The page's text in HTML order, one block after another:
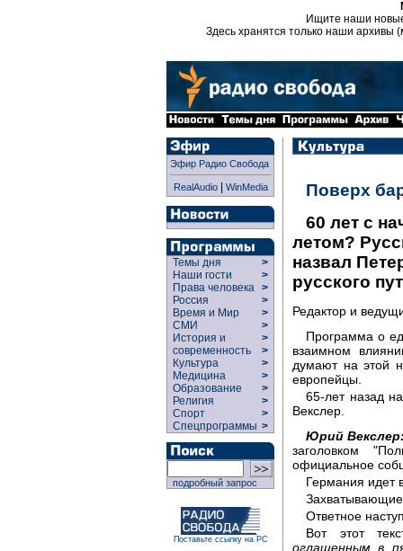
Ищите наши
Здесь хранятся только наши архивы
Эфир Радио Свобода
RealAudio| WinMedia
Темы дня
>
Наши гости
>
Права человека >
Россия
>
Время и Мир
>
СМИ
>
История и
современность
>
>
Культура
>
Медицина
>
Образование
>
Религия
>
Спорт
>
Спецпрограммы >
подробный запрос
Поставьте ссылку на РС
Поверх
60 лет с
летом?
назвал
русского
Редактор и
Программа о
взаимном
думают на этой
европейцы.
65-лет назад
Векслер.
Юрий
заголовком
официальное
Германия идет
Ответное
Вот этот
оглашенным в